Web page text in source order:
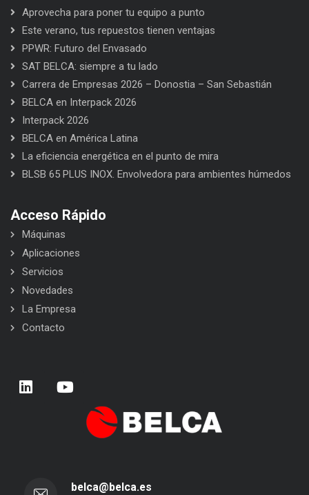
Aprovecha para poner tu equipo a punto
Este verano, tus repuestos tienen ventajas
PPWR: Futuro del Envasado
SAT BELCA: siempre a tu lado
Carrera de Empresas 2026 – Donostia – San Sebastián
BELCA en Interpack 2026
Interpack 2026
BELCA en América Latina
La eficiencia energética en el punto de mira
BLSB 65 PLUS INOX. Envolvedora para ambientes húmedos
Acceso Rápido
Máquinas
Aplicaciones
Servicios
Novedades
La Empresa
Contacto
belca@belca.es